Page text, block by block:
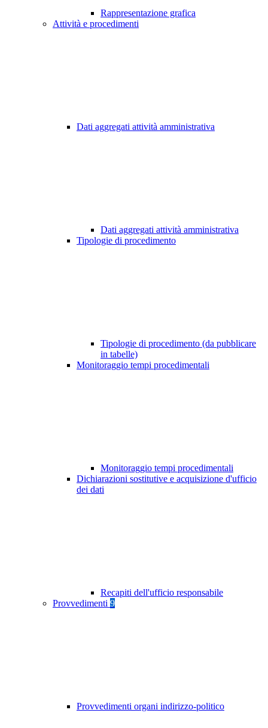
Rappresentazione grafica
Attività e procedimenti
Dati aggregati attività amministrativa
Dati aggregati attività amministrativa
Tipologie di procedimento
Tipologie di procedimento (da pubblicare
in tabelle)
Monitoraggio tempi procedimentali
Monitoraggio tempi procedimentali
Dichiarazioni sostitutive e acquisizione d'ufficio
dei dati
Recapiti dell'ufficio responsabile
Provvedimenti 9
Provvedimenti organi indirizzo-politico